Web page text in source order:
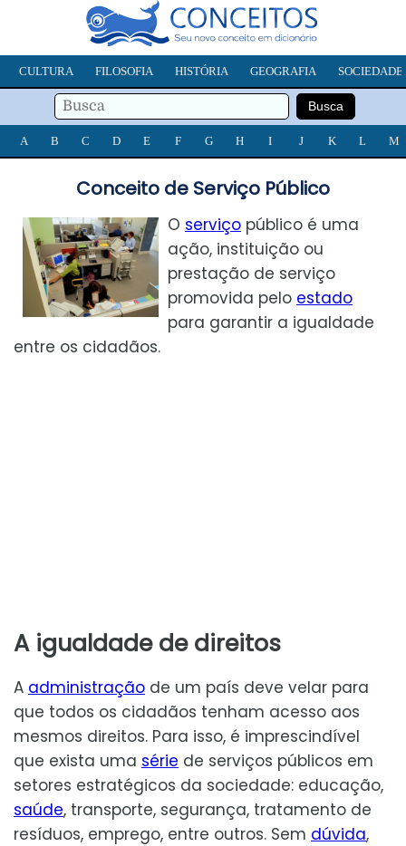
CULTURA FILOSOFIA HISTÓRIA GEOGRAFIA SOCIEDADE
A B C D E F G H I J K L M
Conceito de Serviço Público
O serviço público é uma
ação, instituição ou
prestação de serviço
promovida pelo estado
para garantir a igualdade
entre os cidadãos.
A igualdade de direitos
A administração de um país deve velar para
que todos os cidadãos tenham acesso aos
mesmos direitos. Para isso, é imprescindível
que exista uma série de serviços públicos em
setores estratégicos da sociedade: educação,
saúde, transporte, segurança, tratamento de
resíduos, emprego, entre outros. Sem dúvida,